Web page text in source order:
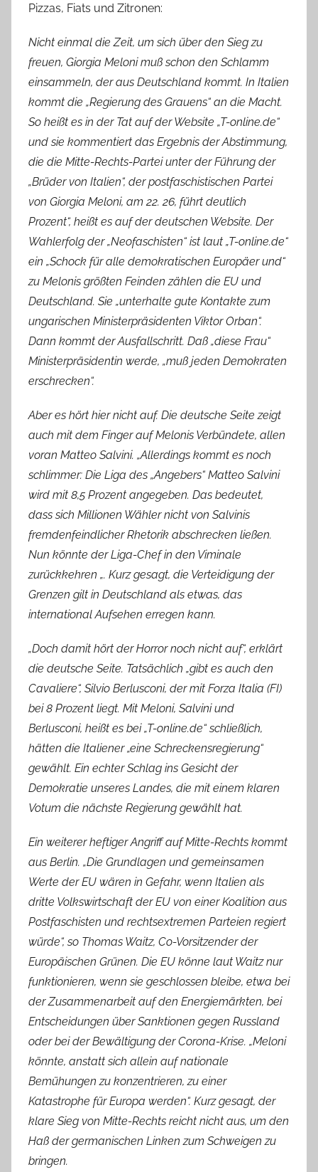
Pizzas, Fiats und Zitronen:
Nicht einmal die Zeit, um sich über den Sieg zu
freuen, Giorgia Meloni muß schon den Schlamm
einsammeln, der aus Deutschland kommt. In Italien
kommt die „Regierung des Grauens“ an die Macht.
So heißt es in der Tat auf der Website „T-online.de“
und sie kommentiert das Ergebnis der Abstimmung,
die die Mitte-Rechts-Partei unter der Führung der
„Brüder von Italien“, der postfaschistischen Partei
von Giorgia Meloni, am 22. 26, führt deutlich
Prozent“, heißt es auf der deutschen Website. Der
Wahlerfolg der „Neofaschisten“ ist laut „T-online.de“
ein „Schock für alle demokratischen Europäer und“
zu Melonis größten Feinden zählen die EU und
Deutschland. Sie „unterhalte gute Kontakte zum
ungarischen Ministerpräsidenten Viktor Orban“.
Dann kommt der Ausfallschritt. Daß „diese Frau“
Ministerpräsidentin werde, „muß jeden Demokraten
erschrecken“.
Aber es hört hier nicht auf. Die deutsche Seite zeigt
auch mit dem Finger auf Melonis Verbündete, allen
voran Matteo Salvini. „Allerdings kommt es noch
schlimmer: Die Liga des „Angebers“ Matteo Salvini
wird mit 8,5 Prozent angegeben. Das bedeutet,
dass sich Millionen Wähler nicht von Salvinis
fremdenfeindlicher Rhetorik abschrecken ließen.
Nun könnte der Liga-Chef in den Viminale
zurückkehren „. Kurz gesagt, die Verteidigung der
Grenzen gilt in Deutschland als etwas, das
international Aufsehen erregen kann.
„Doch damit hört der Horror noch nicht auf“, erklärt
die deutsche Seite. Tatsächlich „gibt es auch den
Cavaliere“, Silvio Berlusconi, der mit Forza Italia (FI)
bei 8 Prozent liegt. Mit Meloni, Salvini und
Berlusconi, heißt es bei „T-online.de“ schließlich,
hätten die Italiener „eine Schreckensregierung“
gewählt. Ein echter Schlag ins Gesicht der
Demokratie unseres Landes, die mit einem klaren
Votum die nächste Regierung gewählt hat.
Ein weiterer heftiger Angriff auf Mitte-Rechts kommt
aus Berlin. „Die Grundlagen und gemeinsamen
Werte der EU wären in Gefahr, wenn Italien als
dritte Volkswirtschaft der EU von einer Koalition aus
Postfaschisten und rechtsextremen Parteien regiert
würde“, so Thomas Waitz, Co-Vorsitzender der
Europäischen Grünen. Die EU könne laut Waitz nur
funktionieren, wenn sie geschlossen bleibe, etwa bei
der Zusammenarbeit auf den Energiemärkten, bei
Entscheidungen über Sanktionen gegen Russland
oder bei der Bewältigung der Corona-Krise. „Meloni
könnte, anstatt sich allein auf nationale
Bemühungen zu konzentrieren, zu einer
Katastrophe für Europa werden“. Kurz gesagt, der
klare Sieg von Mitte-Rechts reicht nicht aus, um den
Haß der germanischen Linken zum Schweigen zu
bringen.